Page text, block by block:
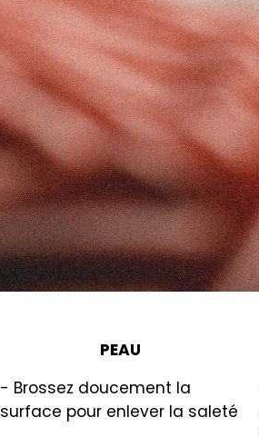
PEAU
- Brossez doucement la
surface pour enlever la saleté